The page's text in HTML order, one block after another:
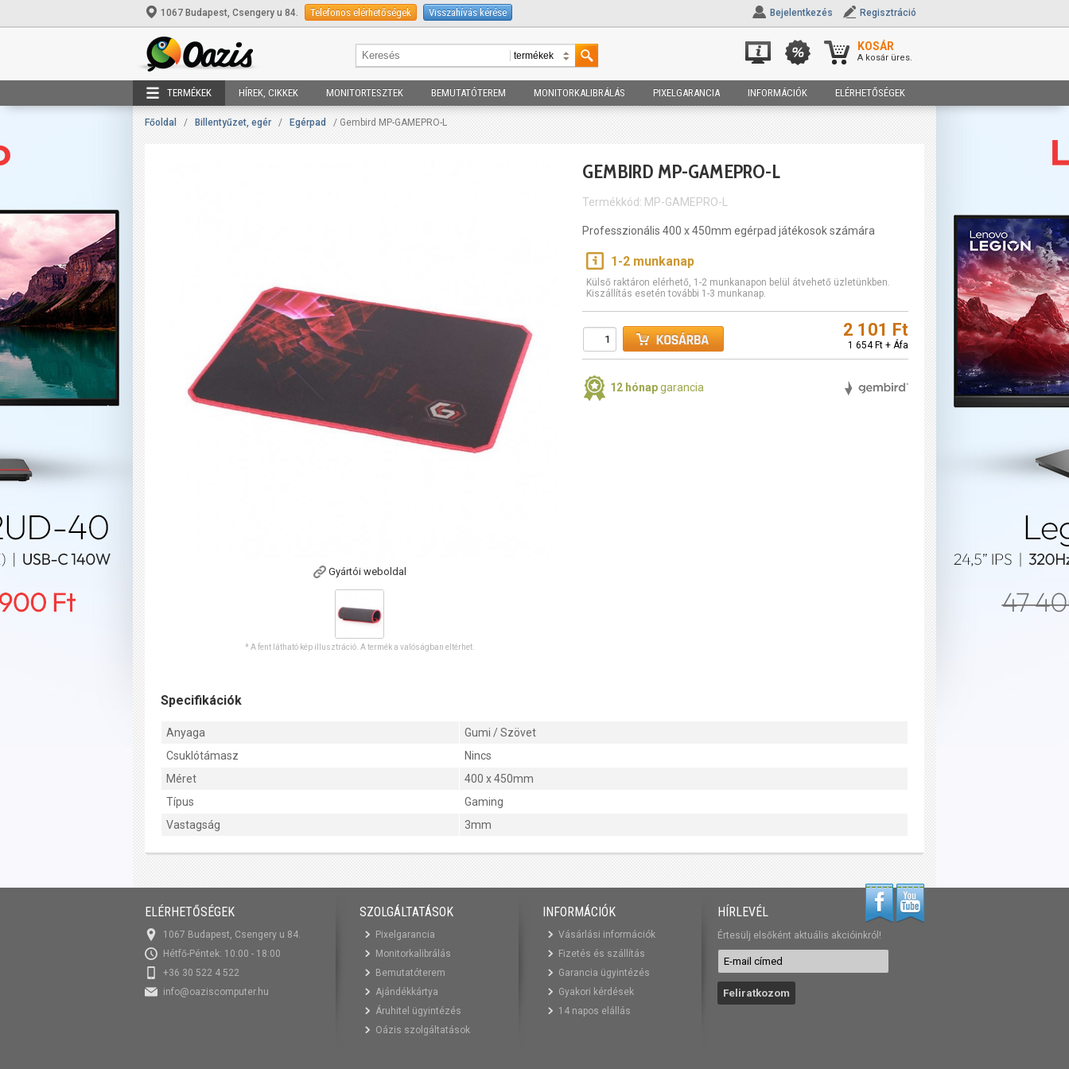
1067 Budapest, Csengery u 84. Telefonos elérhetőségek Visszahívás kérése Bejelentkezés Regisztráció
KOSÁR
A kosár üres.
TERMÉKEK HÍREK, CIKKEK MONITORTESZTEK BEMUTATÓTEREM MONITORKALIBRÁLÁS PIXELGARANCIA INFORMÁCIÓK ELÉRHETŐSÉGEK
Főoldal / Billentyűzet, egér / Egérpad / Gembird MP-GAMEPRO-L
Gyártói weboldal
* A fent látható kép illusztráció. A termék a valóságban eltérhet.
GEMBIRD MP-GAMEPRO-L
Termékkód: MP-GAMEPRO-L
Professzionális 400 x 450mm egérpad játékosok számára
1-2 munkanap
Külső raktáron elérhető, 1-2 munkanapon belül átvehető üzletünkben.
Kiszállítás esetén további 1-3 munkanap.
2 101 Ft
1 654 Ft + Áfa
12 hónapgarancia
Specifikációk
Anyaga
Gumi / Szövet
Csuklótámasz
Nincs
Méret
400 x 450mm
Típus
Gaming
Vastagság
3mm
ELÉRHETŐSÉGEK
1067 Budapest, Csengery u 84.
Hétfő-Péntek: 10:00 - 18:00
+36 30 522 4 522
info@oaziscomputer.hu
SZOLGÁLTATÁSOK
Pixelgarancia
Monitorkalibrálás
Bemutatóterem
Ajándékkártya
Áruhitel ügyintézés
Oázis szolgáltatások
INFORMÁCIÓK
Vásárlási információk
Fizetés és szállítás
Garancia ügyintézés
Gyakori kérdések
14 napos elállás
HÍRLEVÉL
Értesülj elsőként aktuális akcióinkról!